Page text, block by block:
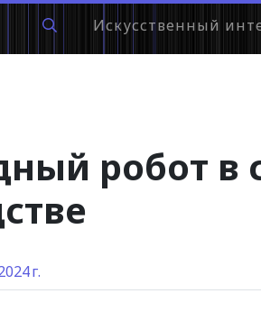
Искусственный
робот в
г.